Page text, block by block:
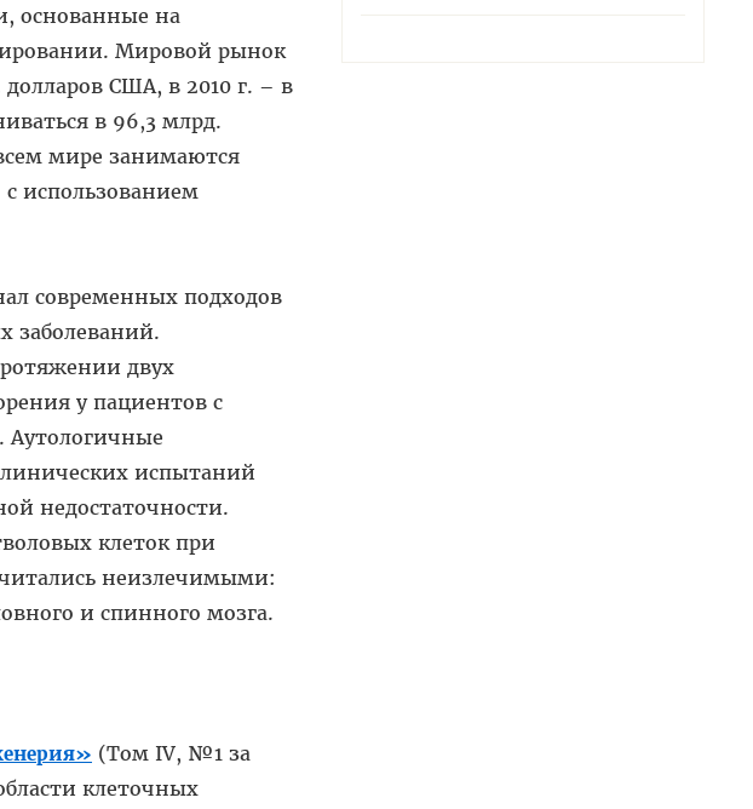
основанные на
Мировой рынок
США, в 2010 г. – в
в 96,3 млрд.
мире занимаются
использованием
современных подходов
заболеваний.
двух
у пациентов с
Аутологичные
испытаний
недостаточности.
клеток при
неизлечимыми:
и спинного мозга.
(Том IV, №1 за
клеточных